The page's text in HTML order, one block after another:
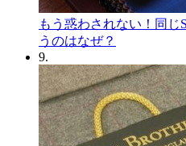
もう惑わされない！同じ
うのはなぜ？
9.